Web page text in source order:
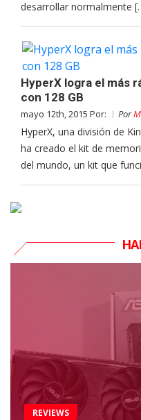
desarrollar normalmente
HyperX logra el más
con 128 GB
mayo 12th, 2015 Por: Por
HyperX, una división de
ha creado el kit de
del mundo, un kit que
REVIEWS